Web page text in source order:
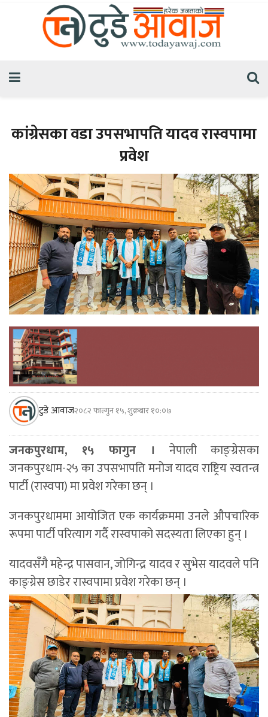
कांग्रेसका वडा उपसभापति यादव रास्वपामा
प्रवेश
टुडे आवाज२०८२ फाल्गुन १५, शुक्रबार १०:०७
जनकपुरधाम, १५ फागुन । नेपाली काङ्ग्रेसका
जनकपुरधाम-२५ का उपसभापति मनोज यादव राष्ट्रिय स्वतन्त्र
पार्टी (रास्वपा) मा प्रवेश गरेका छन् ।
जनकपुरधाममा आयोजित एक कार्यक्रममा उनले औपचारिक
रूपमा पार्टी परित्याग गर्दै रास्वपाको सदस्यता लिएका हुन् ।
यादवसँगै महेन्द्र पासवान, जोगिन्द्र यादव र सुभेस यादवले पनि
काङ्ग्रेस छाडेर रास्वपामा प्रवेश गरेका छन् ।